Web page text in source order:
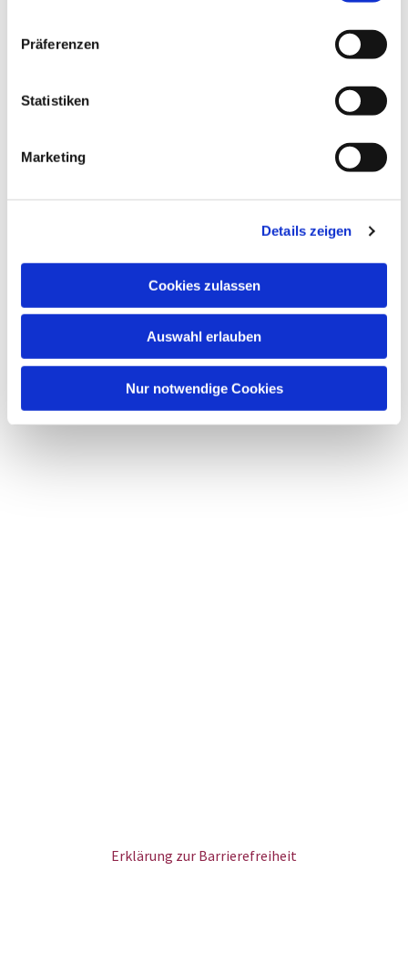
Präferenzen
Statistiken
Marketing
Details zeigen
Cookies zulassen
Auswahl erlauben
Nur notwendige Cookies
Dies könnte Sie auch
interessieren
Erklärung zur Barrierefreiheit